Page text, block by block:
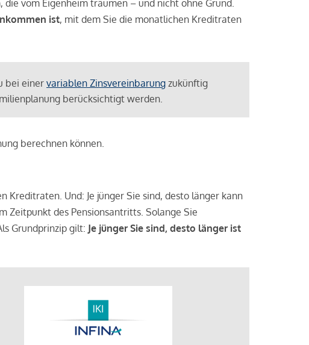
vom Eigenheim träumen – und nicht ohne Grund.
ist, mit dem Sie die monatlichen Kreditraten
bei einer variablen Zinsvereinbarung zukünftig
berücksichtigt werden.
berechnen können.
Kreditraten. Und: Je jünger Sie sind, desto länger kann
Zeitpunkt des Pensionsantritts. Solange Sie
Grundprinzip gilt: Je jünger Sie sind, desto länger ist